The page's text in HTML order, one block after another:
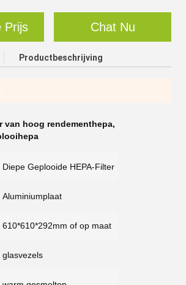
Prijs Chat Nu
Productbeschrijving
van hoog rendementhepa,
Diepe Geplooide HEPA-Filter
Aluminiumplaat
610*610*292mm of op maat
glasvezels